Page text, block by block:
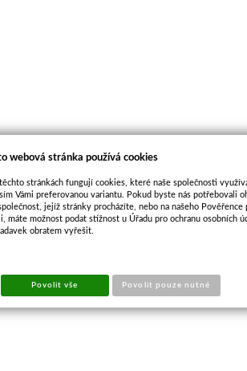
webová stránka používá cookies
těchto stránkách fungují cookies, které naše společnosti
Vámi preferovanou variantu. Pokud byste nás potřebovali
jejíž stránky procházíte, nebo na našeho
máte možnost podat stížnost u Úřadu pro ochranu osobních
obratem vyřešit.
Povolit vše Povolit pouze nutné